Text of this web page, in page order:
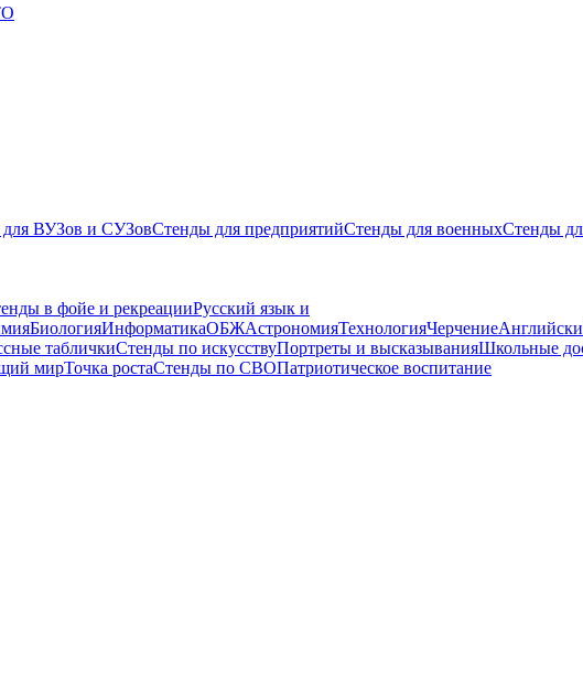
ВУЗов и СУЗовСтенды для предприятийСтенды для военныхСтенды
в фойе и рекреацииРусский язык и
БиологияИнформатикаОБЖАстрономияТехнологияЧерчение
табличкиСтенды по искусствуПортреты и высказыванияШкольные
мирТочка ростаСтенды по СВОПатриотическое воспитание